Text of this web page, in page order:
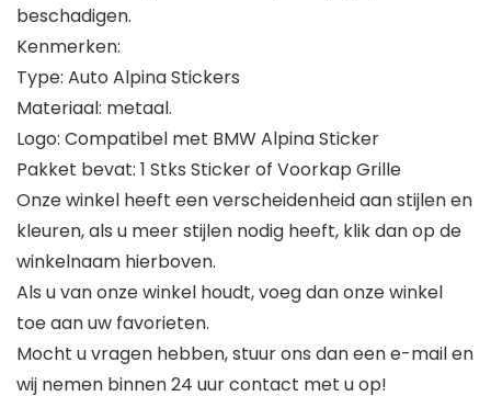
beschadigen.
Kenmerken:
Type: Auto Alpina Stickers
Materiaal: metaal.
Logo: Compatibel met BMW Alpina Sticker
Pakket bevat: 1 Stks Sticker of Voorkap Grille
Onze winkel heeft een verscheidenheid aan stijlen en
kleuren, als u meer stijlen nodig heeft, klik dan op de
winkelnaam hierboven.
Als u van onze winkel houdt, voeg dan onze winkel
toe aan uw favorieten.
Mocht u vragen hebben, stuur ons dan een e-mail en
wij nemen binnen 24 uur contact met u op!